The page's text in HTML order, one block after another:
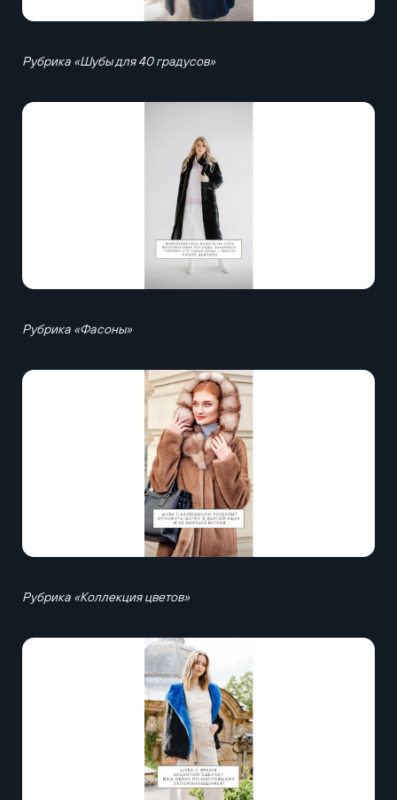
Рубрика «Шубы для 40 градусов»
Рубрика «Фасоны»
Рубрика «Коллекция цветов»